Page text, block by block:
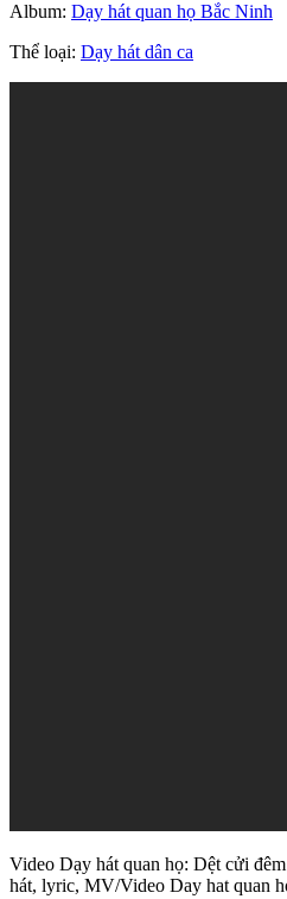
Album: Dạy hát quan họ Bắc Ninh
Thể loại: Dạy hát dân ca
Video Dạy hát quan họ: Dệt cửi
hát, lyric, MV/Video Day hat quan